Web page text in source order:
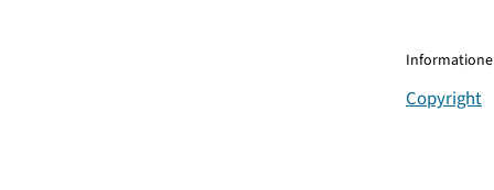
Copyright